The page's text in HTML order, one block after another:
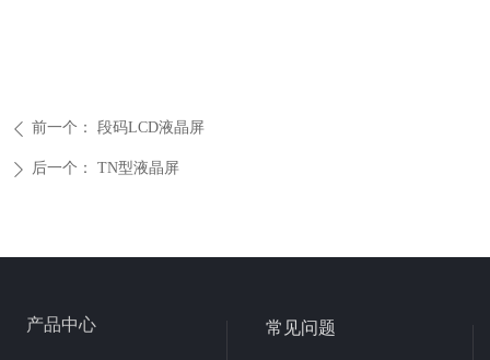
ꄴ 前一个： 段码LCD液晶屏
ꄲ 后一个： TN型液晶屏
常见问题
产品中心